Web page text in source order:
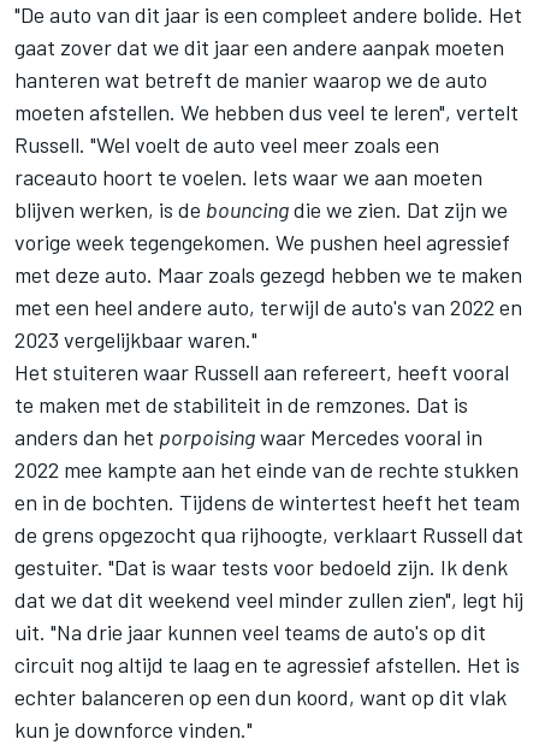
"De auto van dit jaar is een compleet andere bolide. Het
gaat zover dat we dit jaar een andere aanpak moeten
hanteren wat betreft de manier waarop we de auto
moeten afstellen. We hebben dus veel te leren", vertelt
Russell. "Wel voelt de auto veel meer zoals een
raceauto hoort te voelen. Iets waar we aan moeten
blijven werken, is de bouncingdie we zien. Dat zijn we
vorige week tegengekomen. We pushen heel agressief
met deze auto. Maar zoals gezegd hebben we te maken
met een heel andere auto, terwijl de auto's van 2022 en
2023 vergelijkbaar waren."
Het stuiteren waar Russell aan refereert, heeft vooral
te maken met de stabiliteit in de remzones. Dat is
anders dan het porpoisingwaar Mercedes vooral in
2022 mee kampte aan het einde van de rechte stukken
en in de bochten. Tijdens de wintertest heeft het team
de grens opgezocht qua rijhoogte, verklaart Russell dat
gestuiter. "Dat is waar tests voor bedoeld zijn. Ik denk
dat we dat dit weekend veel minder zullen zien", legt hij
uit. "Na drie jaar kunnen veel teams de auto's op dit
circuit nog altijd te laag en te agressief afstellen. Het is
echter balanceren op een dun koord, want op dit vlak
kun je downforce vinden."